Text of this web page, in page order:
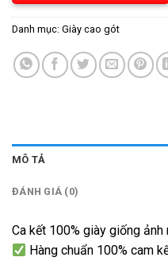
Danh mục: Giày cao gót
MÔ TẢ
ĐÁNH GIÁ (0)
Ca kết 100% giày giống ảnh
Hàng chuẩn 100% cam